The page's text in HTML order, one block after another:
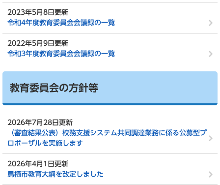
2023年5月8日更新
令和4年度教育委員会会議録の一覧
2022年5月9日更新
令和3年度教育委員会会議録の一覧
教育委員会の方針等
2026年7月28日更新
（審査結果公表）校務支援システム共同調達業務に係る公募型プ
ロポーザルを実施します
2026年4月1日更新
鳥栖市教育大綱を改定しました